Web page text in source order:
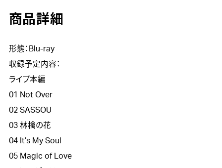
商品詳細
形態：Blu-ray
収録予定内容：
ライブ本編
01 Not Over
02 SASSOU
03 林檎の花
04 It’s My Soul
05 Magic of Love